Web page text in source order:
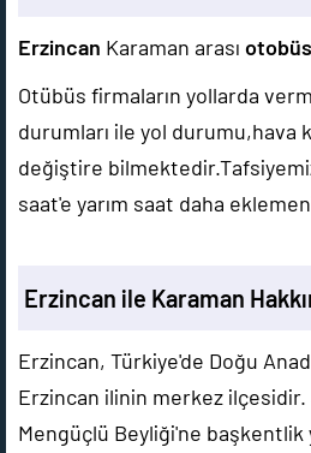
Erzincan Karaman arası otobüs
Otübüs firmaların yollarda
durumları ile yol durumu,hava
değiştire
saat'e yarım saat daha
Erzincan ile Karaman
Erzincan, Türkiye'de Doğu
Erzincan ilinin merkez
Mengüçlü Beyliği'ne başkentlik